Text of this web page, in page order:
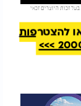
זכות היוצרים. בעל זכות היוצרים זכאי
להצטרפות